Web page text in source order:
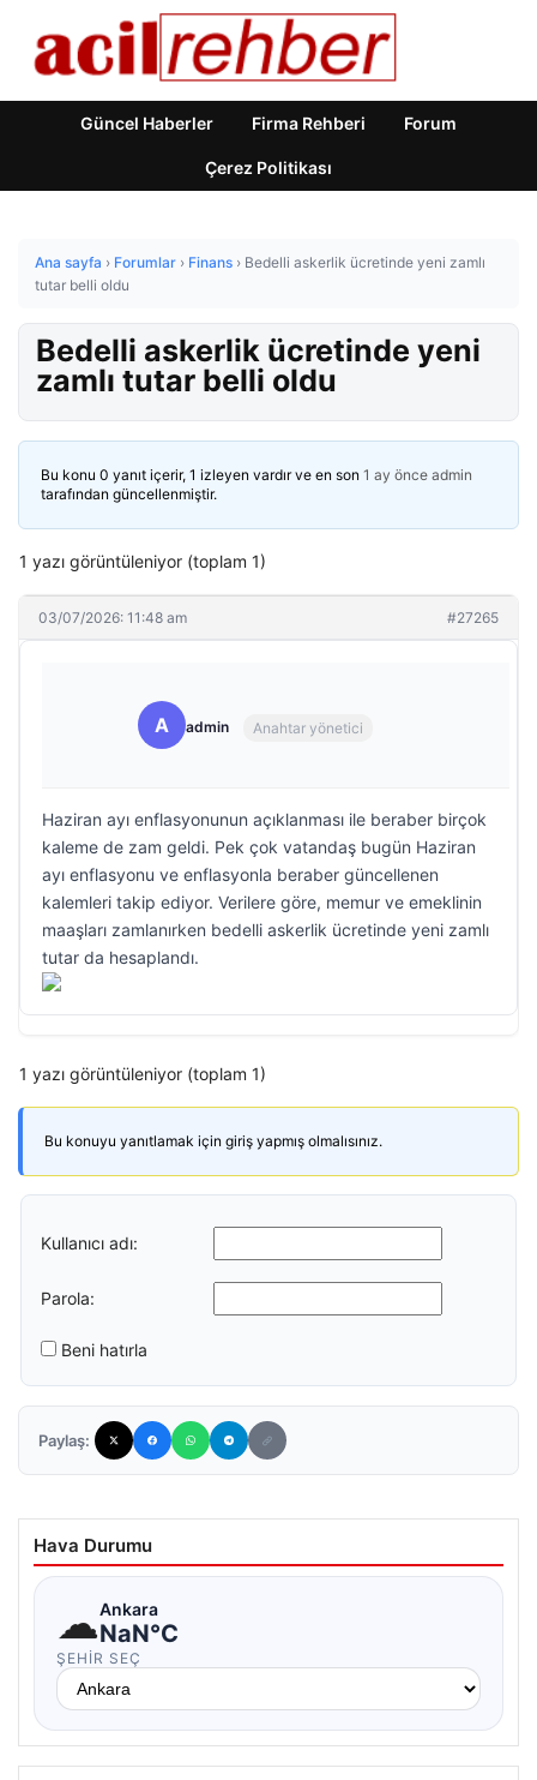
Güncel Haberler Firma Rehberi Forum
Çerez Politikası
Ana sayfa › Forumlar › Finans › Bedelli askerlik ücretinde yeni zamlı
tutar belli oldu
Bedelli askerlik ücretinde yeni
zamlı tutar belli oldu
Bu konu 0 yanıt içerir, 1 izleyen vardır ve en son 1 ay önce admin
tarafından güncellenmiştir.
1 yazı görüntüleniyor (toplam 1)
03/07/2026: 11:48 am #27265
A admin Anahtar yönetici
Haziran ayı enflasyonunun açıklanması ile beraber birçok
kaleme de zam geldi. Pek çok vatandaş bugün Haziran
ayı enflasyonu ve enflasyonla beraber güncellenen
kalemleri takip ediyor. Verilere göre, memur ve emeklinin
maaşları zamlanırken bedelli askerlik ücretinde yeni zamlı
tutar da hesaplandı.
1 yazı görüntüleniyor (toplam 1)
Bu konuyu yanıtlamak için giriş yapmış olmalısınız.
Kullanıcı adı:
Parola:
Beni hatırla
Paylaş:
Hava Durumu
☁Ankara
NaN°C
ŞEHIR SEÇ